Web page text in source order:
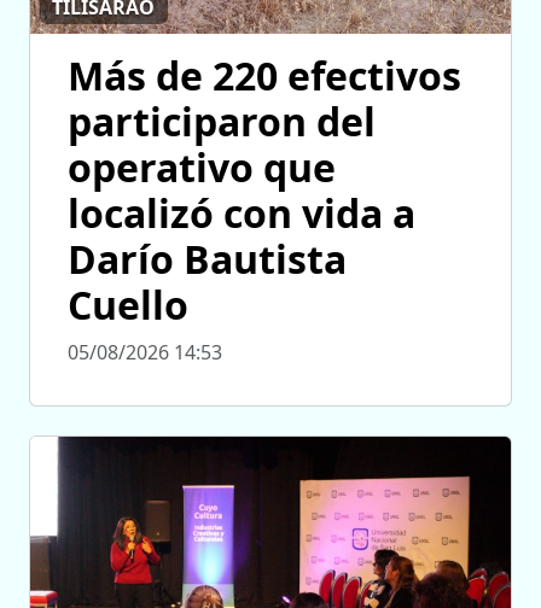
TILISARAO
Más de 220 efectivos
participaron del
operativo que
localizó con vida a
Darío Bautista
Cuello
05/08/2026 14:53